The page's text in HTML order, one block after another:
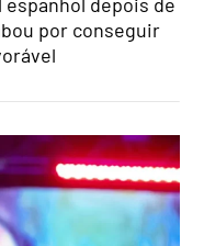
por conseguir